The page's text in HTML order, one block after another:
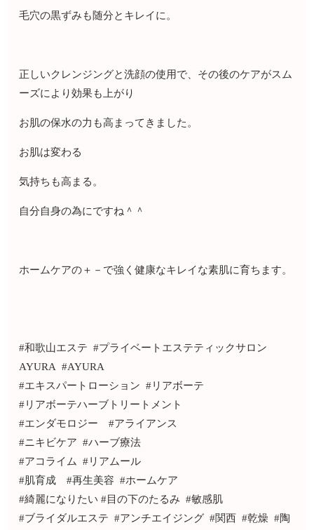
毛穴の黒ずみも随分とキレイに。
正しいクレンジングと洗顔の使用で、その後のケアがスム
ーズにより効果も上がり
お肌の保水の力も高まってきました。
お肌は変わる
気持ちも高まる。
自分自身の為にですね＾＾
ホームケアの＋－で強く健康なキレイな素肌に育ちます。
#和歌山エステ #プライベートエステティックサロン
AYURA #AYURA
#エキスパートローション #リアボーテ
#リアボーテハーブトリートメント
#エンダモロジー #アライアンス
#ニキビケア #ハーブ療法
#アコライム #リアムール
#肌育成 #再生美容 #ホームケア
#綺麗になりたい #目の下のたるみ #敏感肌
#ブライダルエステ #アンチエイジング #関西 #乾燥 #陶